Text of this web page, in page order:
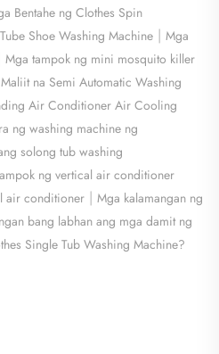
Bentahe ng Clothes Spin
Shoe Washing Machine | Mga
Mga tampok ng mini mosquito killer
na Semi Automatic Washing
Air Conditioner Air Cooling
ng washing machine ng
solong tub washing
ng vertical air conditioner
air conditioner | Mga kalamangan ng
bang labhan ang mga damit ng
Single Tub Washing Machine?